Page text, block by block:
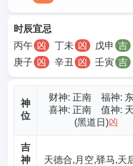
时辰宜忌
庚子 凶 辛丑 凶 壬寅 吉
丙午 凶 丁未 凶 戊申 吉
神
位
财神: 正南 福神:
喜神: 正南 值神:
(黑道日)凶
吉
神
天德合,月空,驿马,天